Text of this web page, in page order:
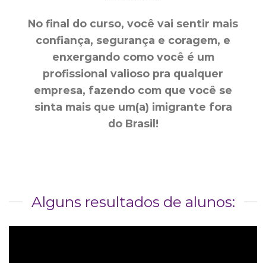
No final do curso, você vai sentir mais
confiança, segurança e coragem, e
enxergando como você é um
profissional valioso pra qualquer
empresa, fazendo com que você se
sinta mais que um(a) imigrante fora
do Brasil!
Alguns resultados de alunos: